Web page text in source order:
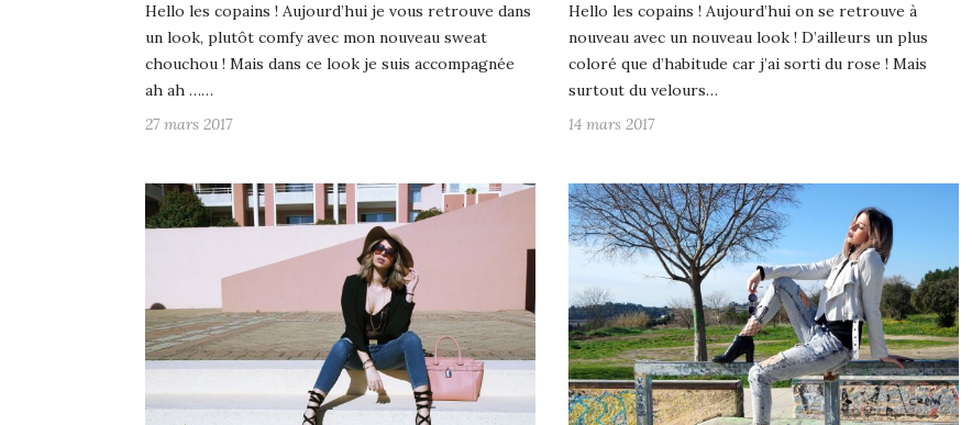
Hello les copains ! Aujourd’hui je vous retrouve dans
un look, plutôt comfy avec mon nouveau sweat
chouchou ! Mais dans ce look je suis accompagnée
ah ah ……
27 mars 2017
Hello les copains ! Aujourd’hui on se retrouve à
nouveau avec un nouveau look ! D’ailleurs un plus
coloré que d’habitude car j’ai sorti du rose ! Mais
surtout du velours…
14 mars 2017